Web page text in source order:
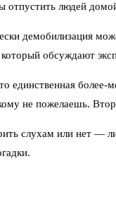
отпустить людей
демобилизация
обсуждают
единственная
не пожелаешь.
слухам или нет —